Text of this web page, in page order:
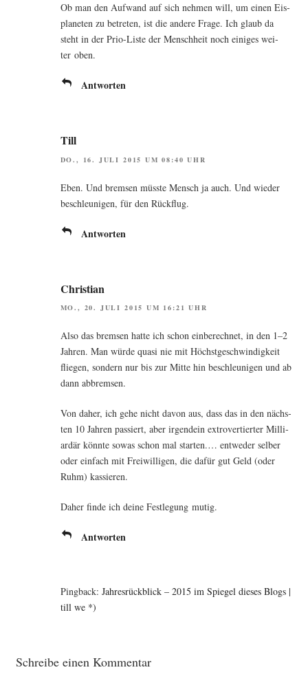
Ob man den Auf­wand auf sich neh­men will, um einen Eis­
pla­ne­ten zu betre­ten, ist die ande­re Fra­ge. Ich glaub da
steht in der Prio-Lis­te der Mensch­heit noch eini­ges wei­
ter oben.
Antworten
Till
DO., 16. JULI 2015 UM 08:40 UHR
Eben. Und brem­sen müss­te Mensch ja auch. Und wie­der
beschleu­ni­gen, für den Rückflug.
Antworten
Christian
MO., 20. JULI 2015 UM 16:21 UHR
Also das brem­sen hat­te ich schon ein­be­rech­net, in den 1–2
Jah­ren. Man wür­de qua­si nie mit Höchst­ge­schwin­dig­keit
flie­gen, son­dern nur bis zur Mit­te hin beschleu­ni­gen und ab
dann abbremsen.
Von daher, ich gehe nicht davon aus, dass das in den nächs­
ten 10 Jah­ren pas­siert, aber irgend­ein extro­ver­tier­ter Mil­li­
ar­där könn­te sowas schon mal star­ten.… ent­we­der sel­ber
oder ein­fach mit Frei­wil­li­gen, die dafür gut Geld (oder
Ruhm) kassieren.
Daher fin­de ich dei­ne Fest­le­gung mutig.
Antworten
Pingback: Jahresrückblick – 2015 im Spiegel dieses Blogs |
till we *)
Schreibe einen Kommentar